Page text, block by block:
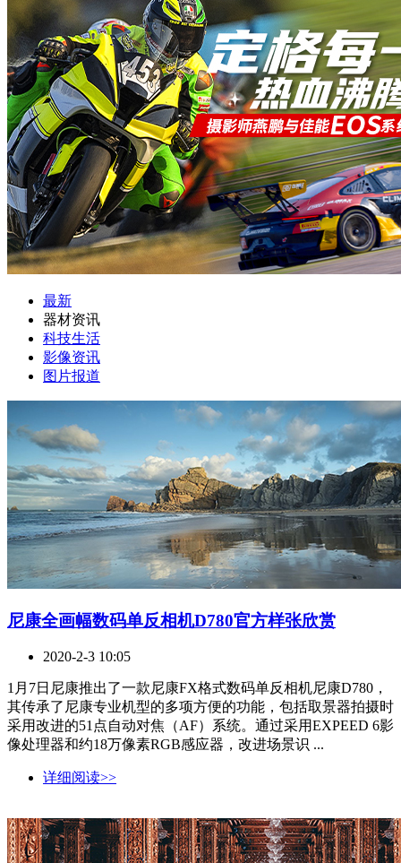
最新
器材资讯
科技生活
影像资讯
图片报道
尼康全画幅数码单反相机D780官方样张欣赏
2020-2-3 10:05
1月7日尼康推出了一款尼康FX格式数码单反相机尼康D780，
其传承了尼康专业机型的多项方便的功能，包括取景器拍摄时
采用改进的51点自动对焦（AF）系统。通过采用EXPEED 6影
像处理器和约18万像素RGB感应器，改进场景识 ...
详细阅读>>